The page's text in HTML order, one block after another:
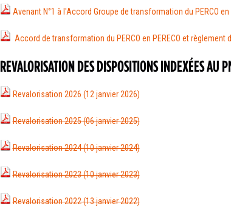
Avenant N°1 à l'Accord Groupe de transformation du PERCO en
Accord de transformation du PERCO en PERECO et règlement
REVALORISATION DES DISPOSITIONS INDEXÉES AU
Revalorisation 2026 (12 janvier 2026)
Revalorisation 2025 (06 janvier 2025)
Revalorisation 2024 (10 janvier 2024)
Revalorisation 2023 (10 janvier 2023)
Revalorisation 2022 (13 janvier 2022)